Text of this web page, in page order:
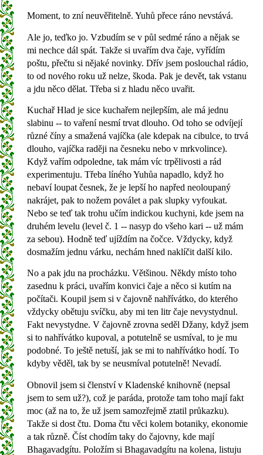
Moment, to zní neuvěřitelně. Yuhů přece ráno nevstává.
Ale jo, teďko jo. Vzbudím se v půl sedmé ráno a nějak se
mi nechce dál spát. Takže si uvařím dva čaje, vyřídím
poštu, přečtu si nějaké novinky. Dřív jsem poslouchal rádio,
to od nového roku už nelze, škoda. Pak je devět, tak vstanu
a jdu něco dělat. Třeba si z hladu něco uvařit.
Kuchař Hlad je sice kuchařem nejlepším, ale má jednu
slabinu -- to vaření nesmí trvat dlouho. Od toho se odvíjejí
různé číny a smažená vajíčka (ale kdepak na cibulce, to trvá
dlouho, vajíčka raději na česneku nebo v mrkvolince).
Když vařím odpoledne, tak mám víc trpělivosti a rád
experimentuju. Třeba líného Yuhůa napadlo, když ho
nebaví loupat česnek, že je lepší ho napřed neoloupaný
nakrájet, pak to nožem poválet a pak slupky vyfoukat.
Nebo se teď tak trohu učím indickou kuchyni, kde jsem na
druhém levelu (level č. 1 -- nasyp do všeho kari -- už mám
za sebou). Hodně teď ujíždím na čočce. Vždycky, když
dosmažím jednu várku, nechám hned naklíčit další kilo.
No a pak jdu na procházku. Většinou. Někdy místo toho
zasednu k práci, uvařím konvici čaje a něco si kutím na
počítači. Koupil jsem si v čajovně nahřívátko, do kterého
vždycky obětuju svíčku, aby mi ten litr čaje nevystydnul.
Fakt nevystydne. V čajovně zrovna seděl Džany, když jsem
si to nahřívátko kupoval, a potutelně se usmíval, to je mu
podobné. To ještě netuší, jak se mi to nahřívátko hodí. To
kdyby věděl, tak by se neusmíval potutelně! Nevadí.
Obnovil jsem si členství v Kladenské knihovně (nepsal
jsem to sem už?), což je paráda, protože tam toho mají fakt
moc (až na to, že už jsem samozřejmě ztatil průkazku).
Takže si dost čtu. Doma čtu věci kolem botaniky, ekonomie
a tak různě. Číst chodím taky do čajovny, kde mají
Bhagavadgítu. Položím si Bhagavadgítu na kolena, listuju